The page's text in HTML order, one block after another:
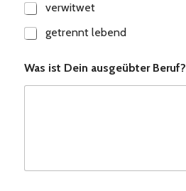
verwitwet
getrennt lebend
Was ist Dein ausgeübter Beruf?